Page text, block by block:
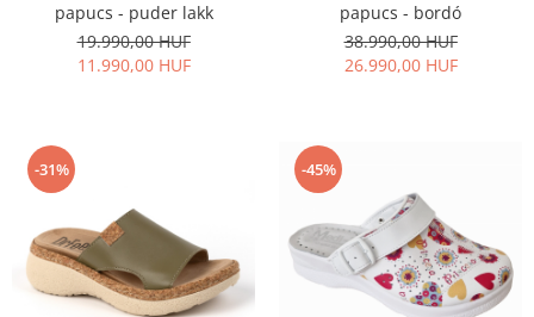
papucs - puder lakk
19.990,00 HUF
11.990,00 HUF
papucs - bordó
38.990,00 HUF
26.990,00 HUF
-31% -45%